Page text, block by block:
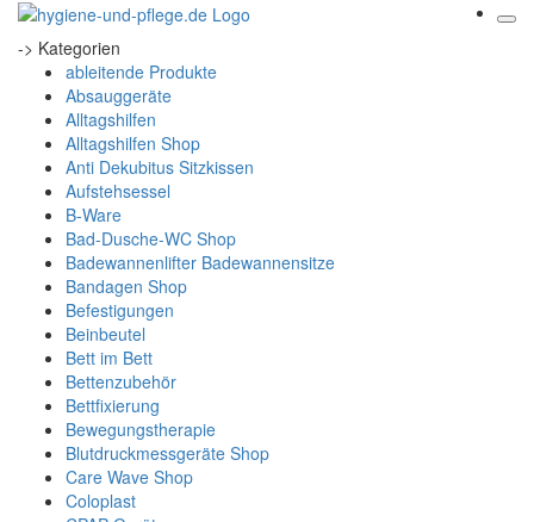
-> Kategorien
ableitende Produkte
Absauggeräte
Alltagshilfen
Alltagshilfen Shop
Anti Dekubitus Sitzkissen
Aufstehsessel
B-Ware
Bad-Dusche-WC Shop
Badewannenlifter Badewannensitze
Bandagen Shop
Befestigungen
Beinbeutel
Bett im Bett
Bettenzubehör
Bettfixierung
Bewegungstherapie
Blutdruckmessgeräte Shop
Care Wave Shop
Coloplast